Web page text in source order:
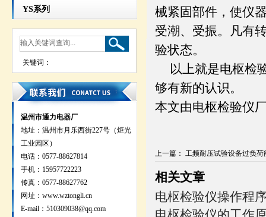
YS系列
关键词：
温州市通力电器厂
地址：温州市月乐西街227号（炬光
工业园区）
电话：0577-88627814
手机：15957722223
传真：0577-88627762
网址： www.wztongli.cn
E-mail：510309038@qq.com
械紧固部件，使仪
受潮、受振。凡有
验状态。
以上就是电枢检
够有新的认识。
本文由电枢检验仪
上一篇 ： 工频耐压试验设备过负荷
相关文章
电枢检验仪操作程